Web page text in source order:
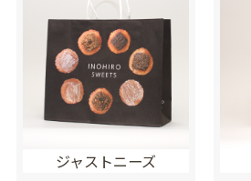
ジャストニーズ